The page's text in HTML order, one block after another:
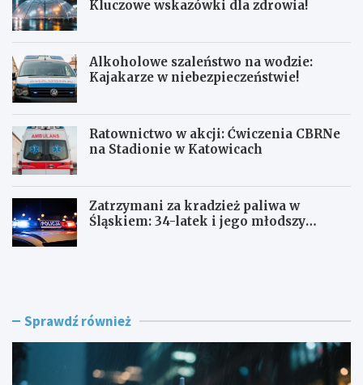
Kluczowe wskazówki dla zdrowia!
Alkoholowe szaleństwo na wodzie:
Kajakarze w niebezpieczeństwie!
Ratownictwo w akcji: Ćwiczenia CBRNe
na Stadionie w Katowicach
Zatrzymani za kradzież paliwa w
Śląskiem: 34-latek i jego młodszy
J
z
A
o Sprawdź również